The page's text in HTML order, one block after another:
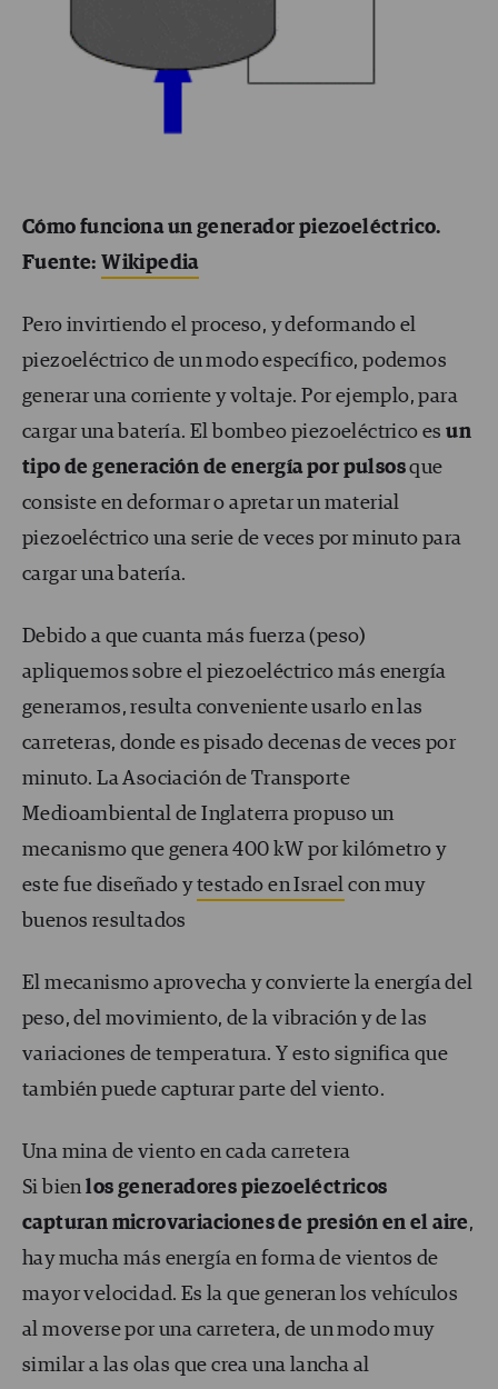
Cómo funciona un generador piezoeléctrico.
Fuente: Wikipedia
Pero invirtiendo el proceso, y deformando el
piezoeléctrico de un modo específico, podemos
generar una corriente y voltaje. Por ejemplo, para
cargar una batería. El bombeo piezoeléctrico esun
tipo de generación de energía por pulsosque
consiste en deformar o apretar un material
piezoeléctrico una serie de veces por minuto para
cargar una batería.
Debido a que cuanta más fuerza (peso)
apliquemos sobre el piezoeléctrico más energía
generamos, resulta conveniente usarlo en las
carreteras, donde es pisado decenas de veces por
minuto. La Asociación de Transporte
Medioambiental de Inglaterra propuso un
mecanismo que genera 400 kW por kilómetro y
este fue diseñado ytestado en Israel con muy
buenos resultados
El mecanismo aprovecha y convierte la energía del
peso, del movimiento, de la vibración y de las
variaciones de temperatura. Y esto significa que
también puede capturar parte del viento.
Una mina de viento en cada carretera
Si bien
los generadores piezoeléctricos
capturan microvariaciones de presión en el aire,
hay mucha más energía en forma de vientos de
mayor velocidad. Es la que generan los vehículos
al moverse por una carretera, de un modo muy
similar a las olas que crea una lancha al